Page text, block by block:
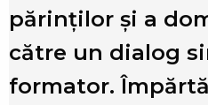
părinților şi a
către un dialog
formator.